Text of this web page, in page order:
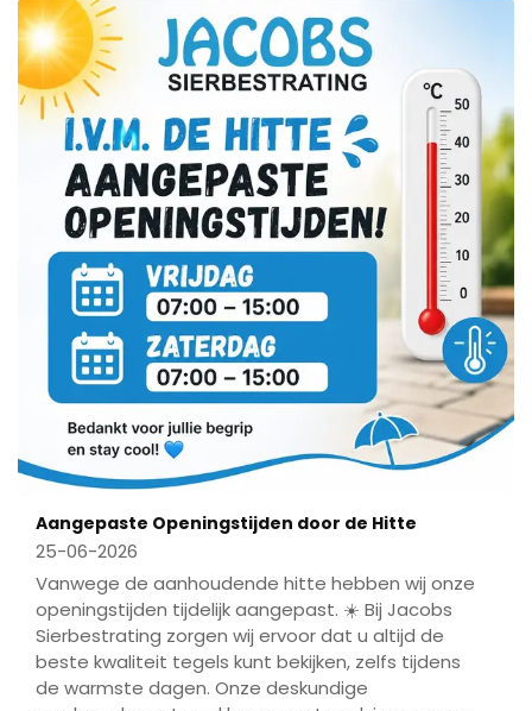
Aangepaste Openingstijden door de Hitte
25-06-2026
Vanwege de aanhoudende hitte hebben wij onze
openingstijden tijdelijk aangepast. ☀️ Bij Jacobs
Sierbestrating zorgen wij ervoor dat u altijd de
beste kwaliteit tegels kunt bekijken, zelfs tijdens
de warmste dagen. Onze deskundige